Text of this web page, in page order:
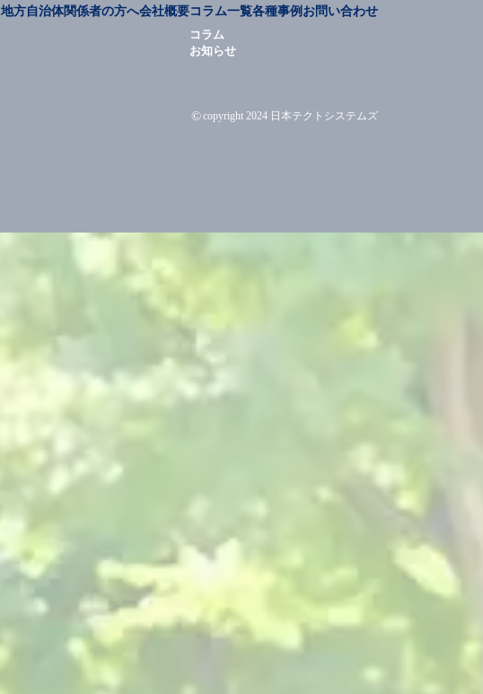
地方自治体関係者の方へ会社概要コラム一覧
コラム
お知らせ
各種事例 お問い合わせ
©copyright 2024 日本テクトシステムズ